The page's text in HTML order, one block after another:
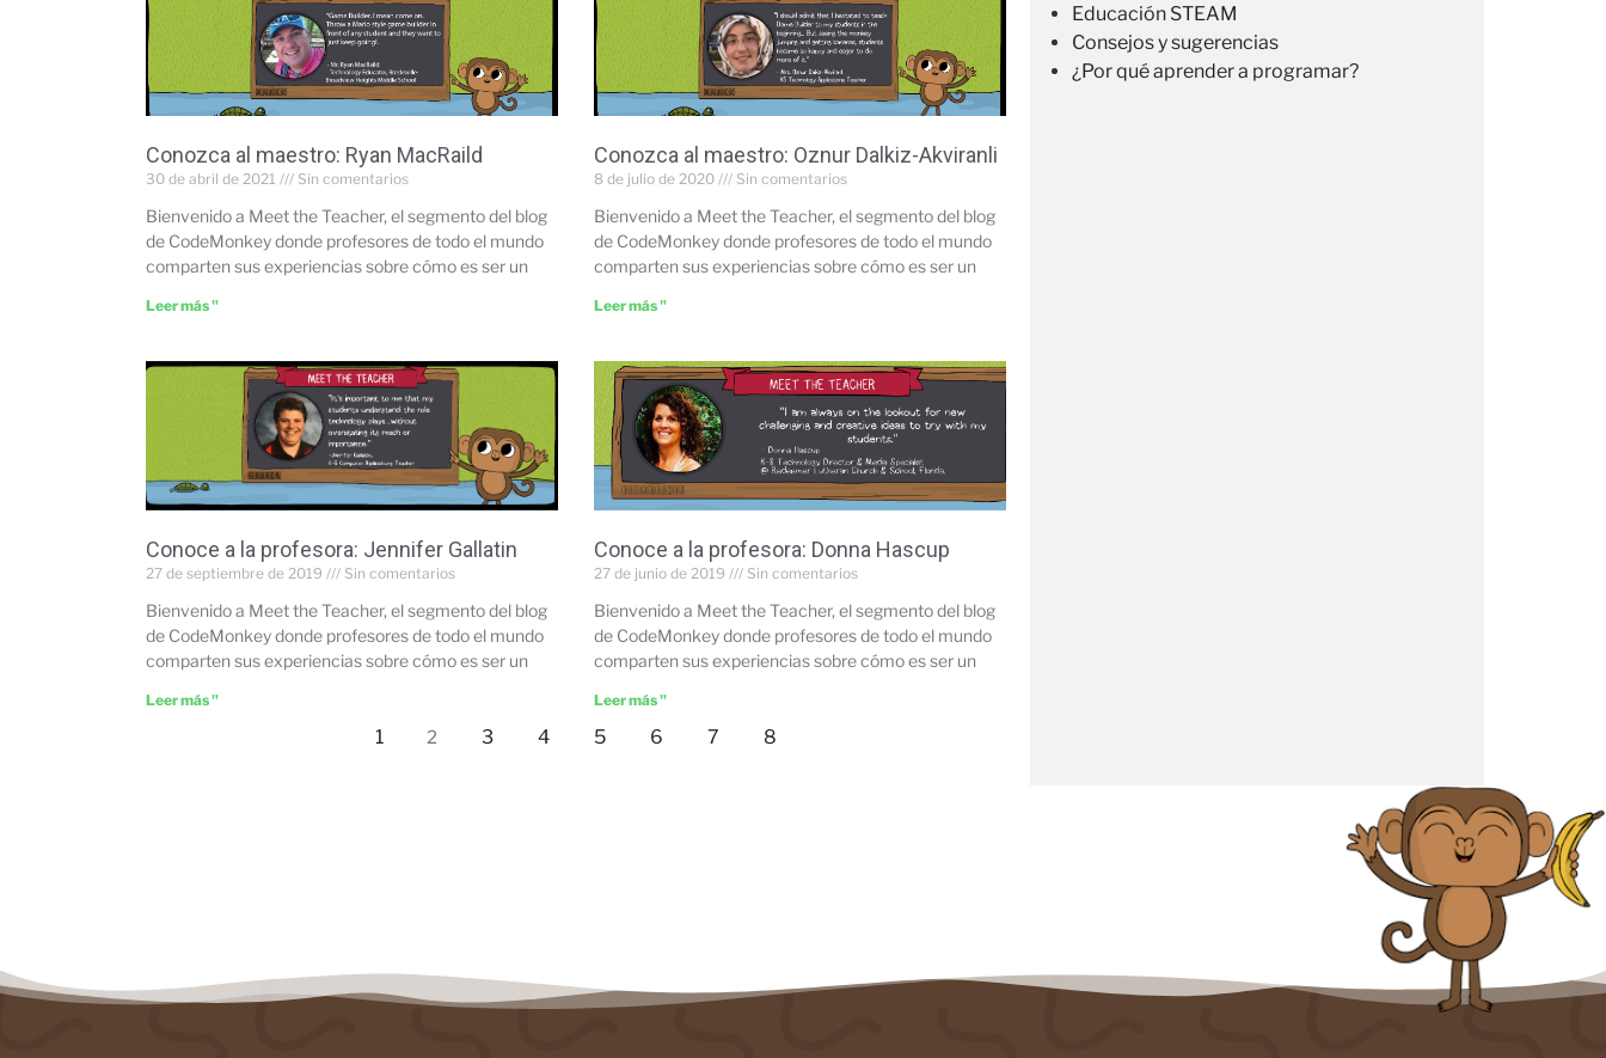
Conozca al maestro: Ryan MacRaild
30 de abril de 2021 Sin comentarios
Bienvenido a Meet the Teacher, el segmento del blog
de CodeMonkey donde profesores de todo el mundo
comparten sus experiencias sobre cómo es ser un
Leer más "
Conozca al maestro: Oznur Dalkiz-Akviranli
8 de julio de 2020 Sin comentarios
Bienvenido a Meet the Teacher, el segmento del blog
de CodeMonkey donde profesores de todo el mundo
comparten sus experiencias sobre cómo es ser un
Leer más "
Conoce a la profesora: Jennifer Gallatin
27 de septiembre de 2019 Sin comentarios
Bienvenido a Meet the Teacher, el segmento del blog
de CodeMonkey donde profesores de todo el mundo
comparten sus experiencias sobre cómo es ser un
Leer más "
Conoce a la profesora: Donna Hascup
27 de junio de 2019 Sin comentarios
Bienvenido a Meet the Teacher, el segmento del blog
de CodeMonkey donde profesores de todo el mundo
comparten sus experiencias sobre cómo es ser un
Leer más "
1 2 3 4 5 6 7 8
Educación STEAM
Consejos y sugerencias
¿Por qué aprender a programar?